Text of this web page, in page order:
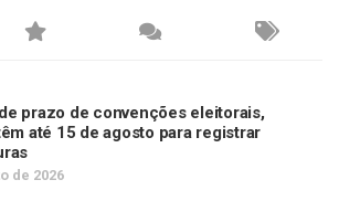
prazo de convenções eleitorais,
até 15 de agosto para registrar
de 2026